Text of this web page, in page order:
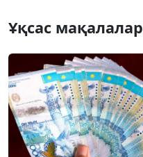
Ұқсас мақалалар